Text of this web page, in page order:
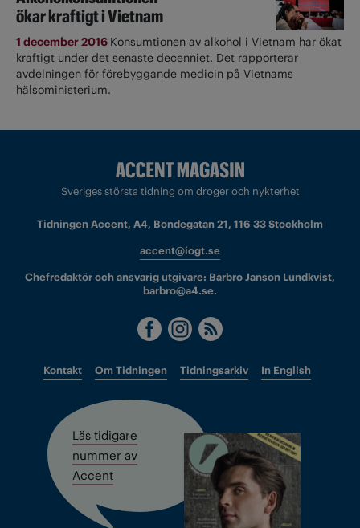
ökar kraftigt i Vietnam
1 december 2016 Konsumtionen av alkohol i Vietnam har ökat
kraftigt under det senaste decenniet. Det rapporterar
avdelningen för förebyggande medicin på Vietnams
hälsoministerium.
Sveriges största tidning om droger och nykterhet
Tidningen Accent, A4, Bondegatan 21, 116 33 Stockholm
accent@iogt.se
Chefredaktör och ansvarig utgivare: Barbro Janson Lundkvist,
barbro@a4.se.
Kontakt Om Tidningen Tidningsarkiv In English
Läs tidigare
nummer av
Accent